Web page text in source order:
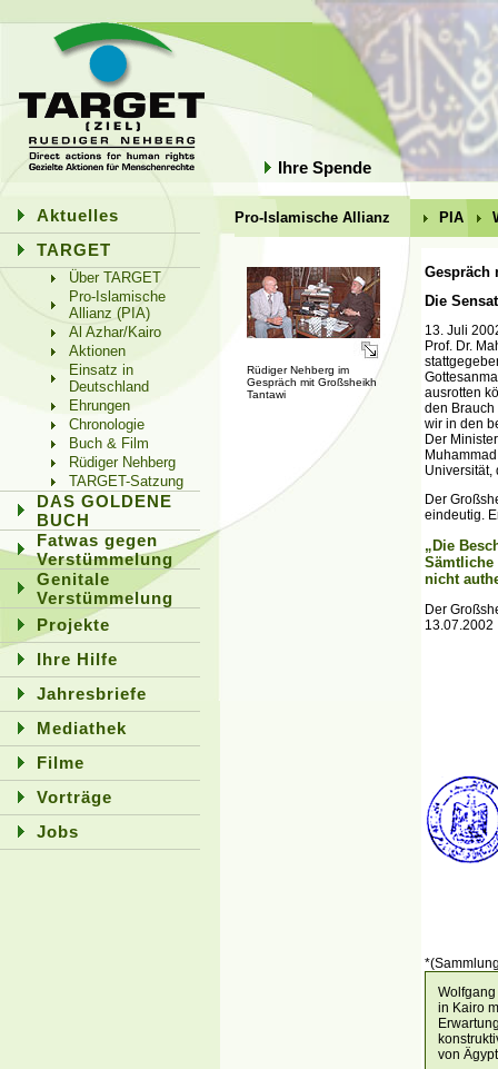
Ihre Spende
Aktuelles
TARGET
Über TARGET
Pro-Islamische
Allianz (PIA)
Al Azhar/Kairo
Aktionen
Einsatz in
Deutschland
Ehrungen
Chronologie
Buch & Film
Rüdiger Nehberg
TARGET-Satzung
DAS GOLDENE
BUCH
Fatwas gegen
Verstümmelung
Genitale
Verstümmelung
Projekte
Ihre Hilfe
Jahresbriefe
Mediathek
Filme
Vorträge
Jobs
Pro-Islamische Allianz
Rüdiger Nehberg im
Gespräch mit Großsheikh
Tantawi
PIA
Gespräch
Die
13. Juli
Prof. Dr.
ausrotten
den Brauch
wir in den
Der
Universität,
Der
eindeutig.
„Die
Sämtliche
nicht
Der
13.07.2002
in Kairo
von